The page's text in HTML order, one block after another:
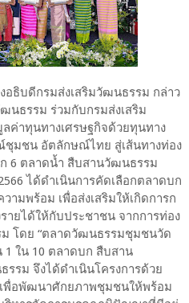
อธิบดีกรมส่งเสริมวัฒนธรรม กล่าว
นธรรม ร่วมกับกรมส่งเสริม
ค่าทุนทางเศรษฐกิจด้วยทุนทาง
ชุมชน อัตลักษณ์ไทย สู่เส้นทางท่อง
6 ตลาดน้ำ สืบสานวัฒนธรรม
ได้ดำเนินการคัดเลือกตลาดบก
มพร้อม เพื่อส่งเสริมให้เกิดการก
ายได้ให้กับประชาชน จากการท่อง
ม โดย “ตลาดวัฒนธรรมชุมชนวัด
1 ใน 10 ตลาดบก สืบสาน
รม จึงได้ดำเนินโครงการด้วย
พื่อพัฒนาศักยภาพชุมชนให้พร้อม